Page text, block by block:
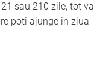
sau 210 zile, tot va
poti ajunge in ziua